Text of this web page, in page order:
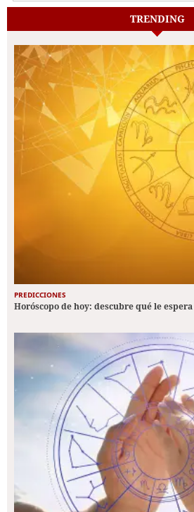
TRENDING
PREDICCIONES
Horóscopo de hoy: descubre qué le